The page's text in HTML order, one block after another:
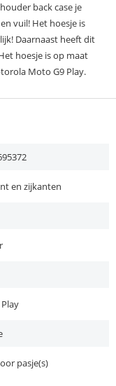
back case je
vuil! Het hoesje is
Daarnaast heeft dit
hoesje is op maat
Moto G9 Play.
en zijkanten
pasje(s)